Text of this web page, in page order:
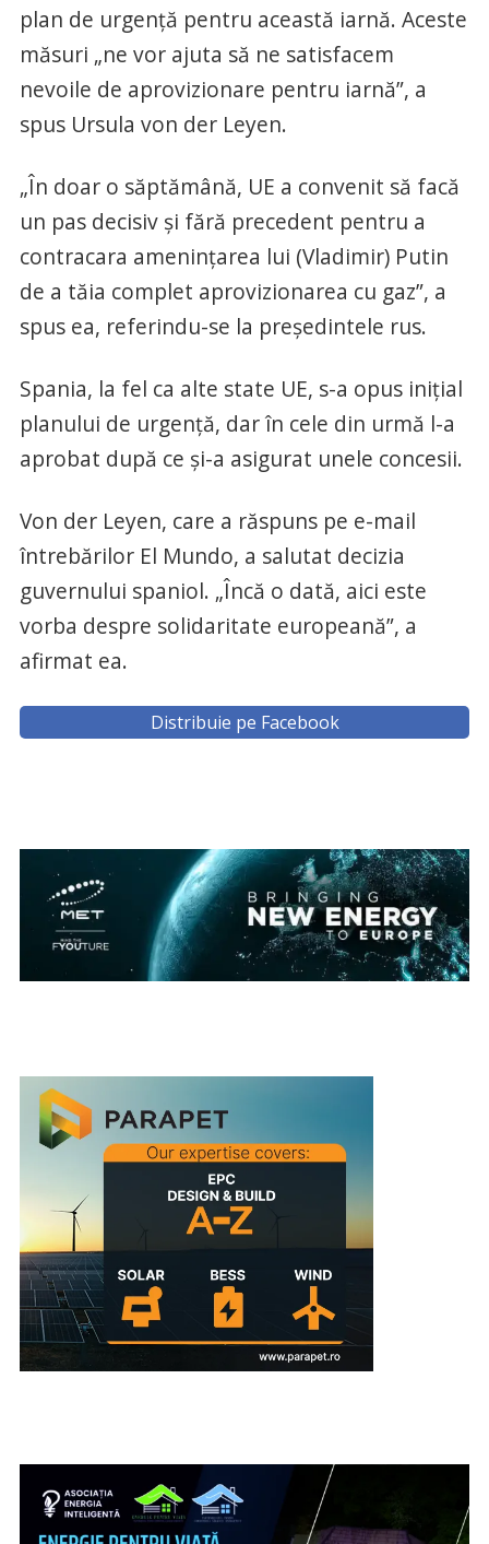
plan de urgenţă pentru această iarnă. Aceste
măsuri „ne vor ajuta să ne satisfacem
nevoile de aprovizionare pentru iarnă”, a
spus Ursula von der Leyen.
„În doar o săptămână, UE a convenit să facă
un pas decisiv şi fără precedent pentru a
contracara ameninţarea lui (Vladimir) Putin
de a tăia complet aprovizionarea cu gaz”, a
spus ea, referindu-se la preşedintele rus.
Spania, la fel ca alte state UE, s-a opus iniţial
planului de urgenţă, dar în cele din urmă l-a
aprobat după ce şi-a asigurat unele concesii.
Von der Leyen, care a răspuns pe e-mail
întrebărilor El Mundo, a salutat decizia
guvernului spaniol. „Încă o dată, aici este
vorba despre solidaritate europeană”, a
afirmat ea.
Distribuie pe Facebook